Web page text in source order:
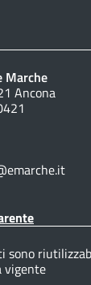
Marche
Ancona
sono
vigente